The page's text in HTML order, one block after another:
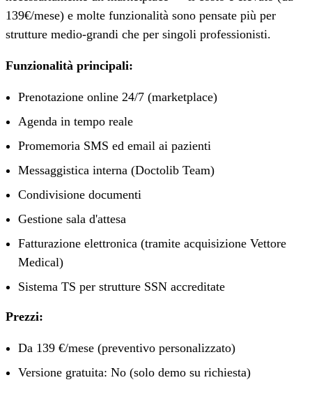
139€/mese) e molte funzionalità sono pensate più per
strutture medio-grandi che per singoli professionisti.
Funzionalità principali:
Prenotazione online 24/7 (marketplace)
Agenda in tempo reale
Promemoria SMS ed email ai pazienti
Messaggistica interna (Doctolib Team)
Condivisione documenti
Gestione sala d'attesa
Fatturazione elettronica (tramite acquisizione Vettore
Medical)
Sistema TS per strutture SSN accreditate
Prezzi:
Da 139 €/mese (preventivo personalizzato)
Versione gratuita: No (solo demo su richiesta)